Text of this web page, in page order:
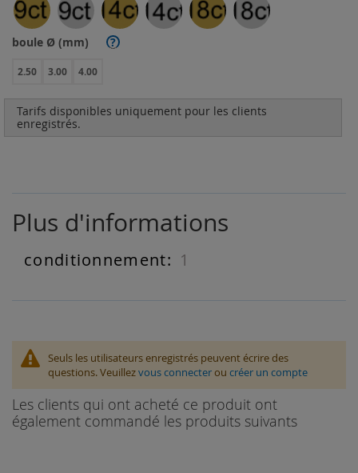
boule Ø (mm) ?
2.50 3.00 4.00
Tarifs disponibles uniquement pour les clients
enregistrés.
Plus d'informations
Plus
1
Seuls les utilisateurs enregistrés peuvent écrire des
questions. Veuillezvous connecterou créer un compte
Les clients qui ont acheté ce produit ont
également commandé les produits suivants